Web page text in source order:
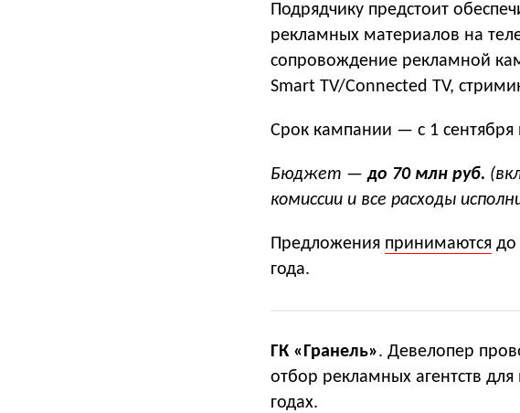
Подрядчику предстоит
рекламных материалов на
сопровождение рекламной
Smart TV/Connected TV,
Срок кампании — с 1 сентября
Бюджет —до 70 млн руб.
комиссии и все расходы
Предложения принимаются до
года.
ГК «Гранель». Девелопер
отбор рекламных агентств
годах.